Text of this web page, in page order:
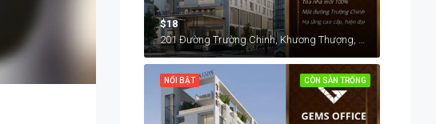
$18
CÒN SÀN TRỐNG
NỔI BẬT